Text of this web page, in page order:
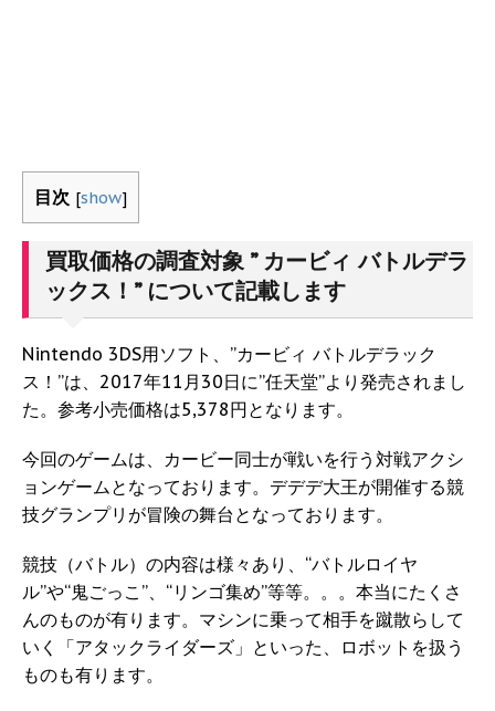
目次 [show]
買取価格の調査対象 ” カービィ バトルデラ
ックス！” について記載します
Nintendo 3DS用ソフト、”カービィ バトルデラック
ス！”は、2017年11月30日に”任天堂”より発売されまし
た。参考小売価格は5,378円となります。
今回のゲームは、カービー同士が戦いを行う対戦アクシ
ョンゲームとなっております。デデデ大王が開催する競
技グランプリが冒険の舞台となっております。
競技（バトル）の内容は様々あり、“バトルロイヤ
ル”や“鬼ごっこ”、“リンゴ集め”等等。。。本当にたくさ
んのものが有ります。マシンに乗って相手を蹴散らして
いく「アタックライダーズ」といった、ロボットを扱う
ものも有ります。